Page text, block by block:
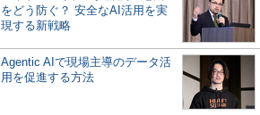
をどう防ぐ？ 安全なAI活用を実
現する新戦略
Agentic AIで現場主導のデータ活
用を促進する方法